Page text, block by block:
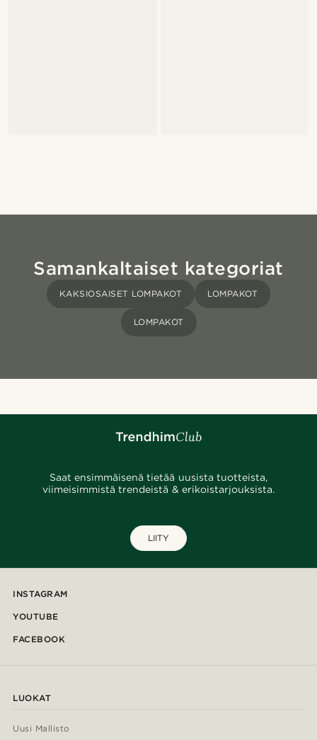
Samankaltaiset kategoriat
KAKSIOSAISET LOMPAKOT LOMPAKOT
LOMPAKOT
Saat ensimmäisenä tietää uusista tuotteista,
viimeisimmistä trendeistä & erikoistarjouksista.
LIITY
INSTAGRAM
YOUTUBE
FACEBOOK
LUOKAT
Uusi Mallisto